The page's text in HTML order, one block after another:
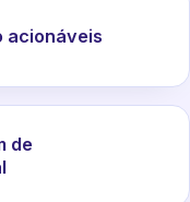
acionáveis
de